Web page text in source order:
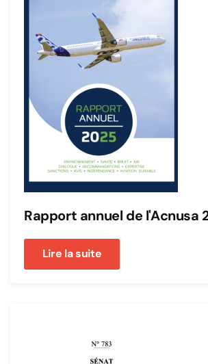
Rapport annuel de l'Acnusa
Lire la suite